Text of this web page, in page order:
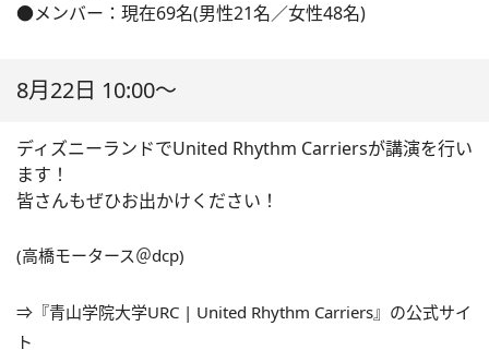
●メンバー：現在69名(男性21名／女性48名)
8月22日 10:00～
ディズニーランドでUnited Rhythm Carriersが講演を行い
ます！
皆さんもぜひお出かけください！
(高橋モータース＠dcp)
⇒『青山学院大学URC | United Rhythm Carriers』の公式サイ
ト